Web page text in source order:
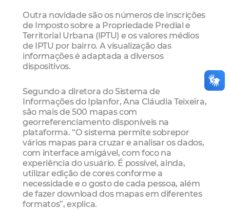
Outra novidade são os números de inscrições
de Imposto sobre a Propriedade Predial e
Territorial Urbana (IPTU) e os valores médios
de IPTU por bairro. A visualização das
informações é adaptada a diversos
dispositivos.
Segundo a diretora do Sistema de
Informações do Iplanfor, Ana Cláudia Teixeira,
são mais de 500 mapas com
georreferenciamento disponíveis na
plataforma. “O sistema permite sobrepor
vários mapas para cruzar e analisar os dados,
com interface amigável, com foco na
experiência do usuário. É possível, ainda,
utilizar edição de cores conforme a
necessidade e o gosto de cada pessoa, além
de fazer download dos mapas em diferentes
formatos”, explica.